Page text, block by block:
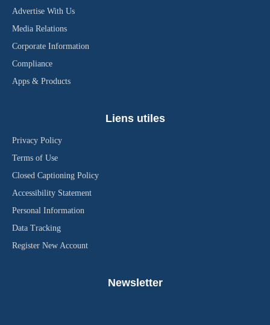
Advertise With Us
Media Relations
Corporate Information
Compliance
Apps & Products
Liens utiles
Privacy Policy
Terms of Use
Closed Captioning Policy
Accessibility Statement
Personal Information
Data Tracking
Register New Account
Newsletter